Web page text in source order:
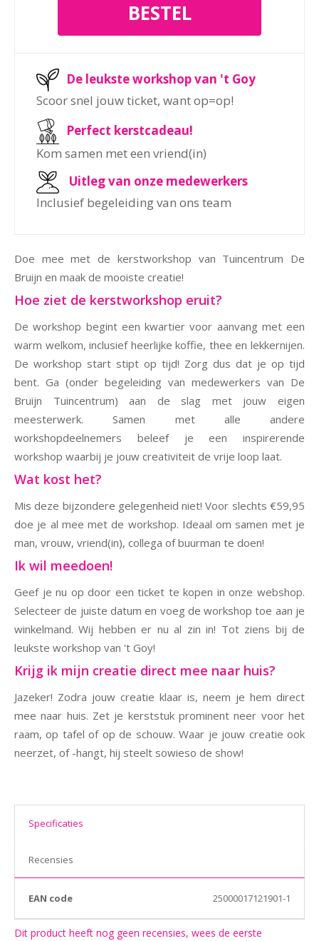
De leukste workshop van 't Goy
Scoor snel jouw ticket, want op=op!
Perfect kerstcadeau!
Kom samen met een vriend(in)
Uitleg van onze medewerkers
Inclusief begeleiding van ons team
Doe mee met de kerstworkshop van Tuincentrum De
Bruijn en maak de mooiste creatie!
Hoe ziet de kerstworkshop eruit?
De workshop begint een kwartier voor aanvang met een
warm welkom, inclusief heerlijke koffie, thee en lekkernijen.
De workshop start stipt op tijd! Zorg dus dat je op tijd
bent. Ga (onder begeleiding van medewerkers van De
Bruijn Tuincentrum) aan de slag met jouw eigen
meesterwerk. Samen met alle andere
workshopdeelnemers beleef je een inspirerende
workshop waarbij je jouw creativiteit de vrije loop laat.
Wat kost het?
Mis deze bijzondere gelegenheid niet! Voor slechts €59,95
doe je al mee met de workshop. Ideaal om samen met je
man, vrouw, vriend(in), collega of buurman te doen!
Ik wil meedoen!
Geef je nu op door een ticket te kopen in onze webshop.
Selecteer de juiste datum en voeg de workshop toe aan je
winkelmand. Wij hebben er nu al zin in! Tot ziens bij de
leukste workshop van 't Goy!
Krijg ik mijn creatie direct mee naar huis?
Jazeker! Zodra jouw creatie klaar is, neem je hem direct
mee naar huis. Zet je kerststuk prominent neer voor het
raam, op tafel of op de schouw. Waar je jouw creatie ook
neerzet, of -hangt, hij steelt sowieso de show!
Specificaties
Recensies
EAN code 25000017121901-1
Dit product heeft nog geen recensies, wees de eerste